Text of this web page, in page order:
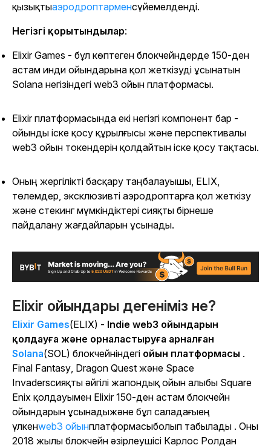
қызықтыаэродроптарменсүйемелденді.
Негізгі қорытындылар:
Elixir Games - бұл көптеген блокчейндерде 150-ден
астам инди ойындарына қол жеткізуді ұсынатын
Solana негізіндегі web3 ойын платформасы.
Elixir платформасында екі негізгі компонент бар -
ойынды іске қосу құрылғысы және перспективалы
web3 ойын токендерін қолдайтын іске қосу тақтасы.
Оның жергілікті басқару таңбалауышы, ELIX,
төлемдер, эксклюзивті аэродроптарға қол жеткізу
және стекинг мүмкіндіктері сияқты бірнеше
пайдалану жағдайларын ұсынады.
Elixir ойындары дегеніміз не?
Elixir Games(ELIX) - Indie web3 ойындарын
қолдауға және орналастыруға арналған
Solana(SOL) блокчейніндегі ойын платформасы .
Final Fantasy, Dragon Quest және Space
Invadersсияқты әйгілі жапондық ойын алыбы Square
Enix қолдауымен Elixir 150-ден астам блокчейн
ойындарын ұсынадыжәне бұл саладағыең
үлкенweb3 ойынплатформасыболып табылады . Оны
2018 жылы блокчейн әзірлеушісі Карлос Ролдан